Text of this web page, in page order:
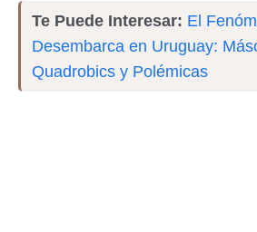
Te Puede Interesar: El
Desembarca en Uruguay:
Quadrobics y Polémicas